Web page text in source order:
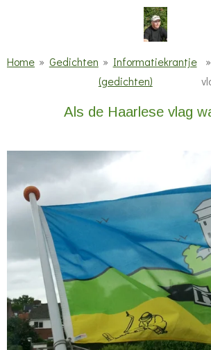
Home » Gedichten » Informatiekrantje
(gedichten)
»
Als de Haarlese vlag